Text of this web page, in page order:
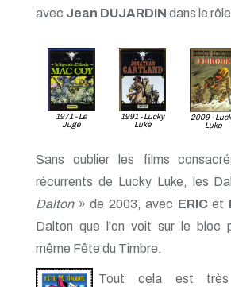
avec Jean DUJARDIN dans le
1971 - Le
Juge
1991 - Lucky
Luke
2009 -
Luke
Sans oublier les films
récurrents de Lucky Luke, les
Dalton» de 2003, avec ERICet
Dalton que l'on voit sur le bloc
même Fête du Timbre.
Tout cela est très